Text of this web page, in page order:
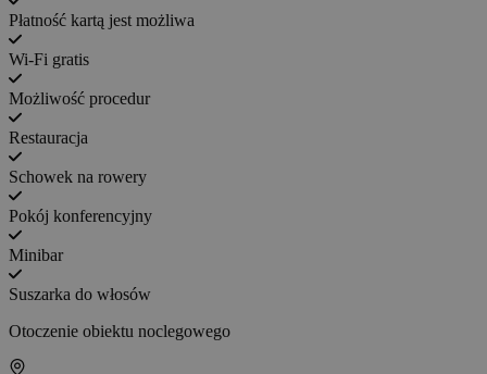
Płatność kartą jest możliwa
Wi-Fi gratis
Możliwość procedur
Restauracja
Schowek na rowery
Pokój konferencyjny
Minibar
Suszarka do włosów
Otoczenie obiektu noclegowego